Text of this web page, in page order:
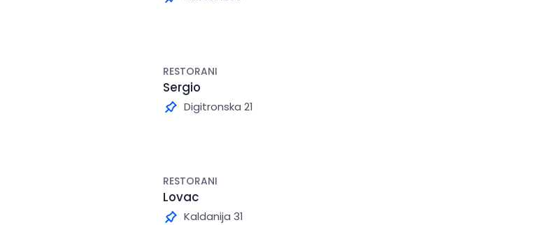
RESTORANI
Sergio
Digitronska 21
RESTORANI
Lovac
Kaldanija 31